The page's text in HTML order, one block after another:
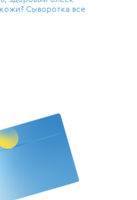
Сыворотка все